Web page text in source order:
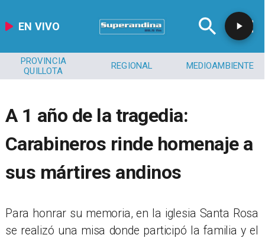
EN VIVO
PROVINCIA
QUILLOTA
REGIONAL MEDIOAMBIENTE
A 1 año de la tragedia:
Carabineros rinde homenaje a
sus mártires andinos
​Para honrar su memoria, en la iglesia Santa Rosa
se realizó una misa donde participó la familia y el